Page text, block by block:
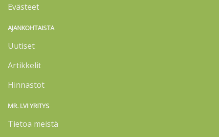
Evästeet
AJANKOHTAISTA
Uutiset
Artikkelit
Hinnastot
MR. LVI YRITYS
Tietoa meistä